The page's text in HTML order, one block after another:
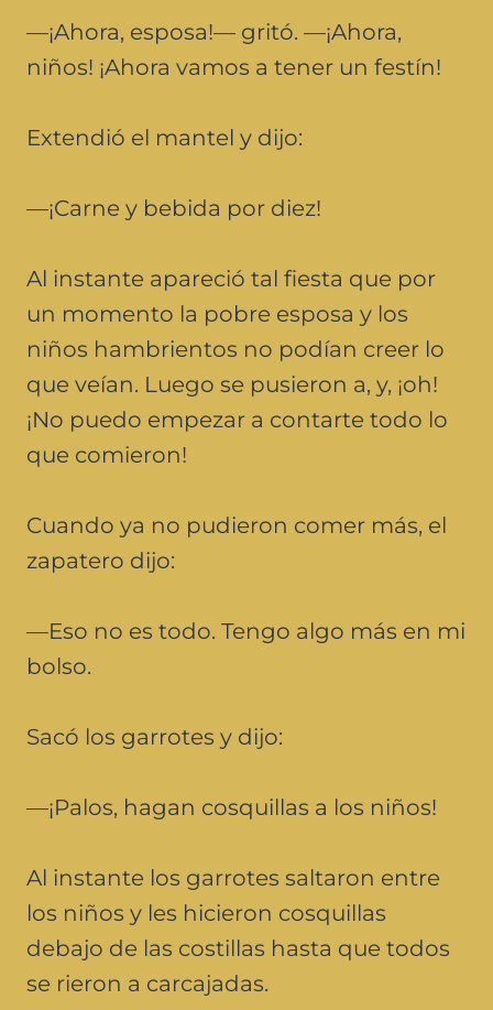
—¡Ahora, esposa!— gritó. —¡Ahora,
niños! ¡Ahora vamos a tener un festín!
Extendió el mantel y dijo:
—¡Carne y bebida por diez!
Al instante apareció tal fiesta que por
un momento la pobre esposa y los
niños hambrientos no podían creer lo
que veían. Luego se pusieron a, y, ¡oh!
¡No puedo empezar a contarte todo lo
que comieron!
Cuando ya no pudieron comer más, el
zapatero dijo:
—Eso no es todo. Tengo algo más en mi
bolso.
Sacó los garrotes y dijo:
—¡Palos, hagan cosquillas a los niños!
Al instante los garrotes saltaron entre
los niños y les hicieron cosquillas
debajo de las costillas hasta que todos
se rieron a carcajadas.